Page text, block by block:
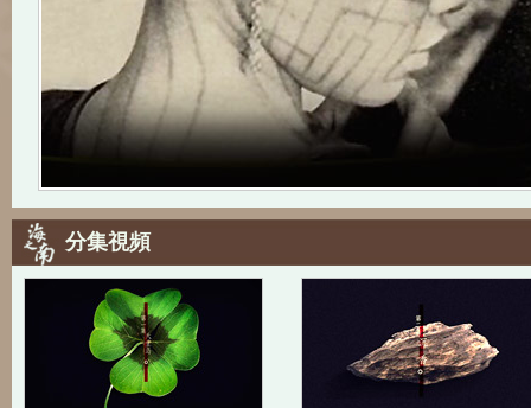
分集視頻